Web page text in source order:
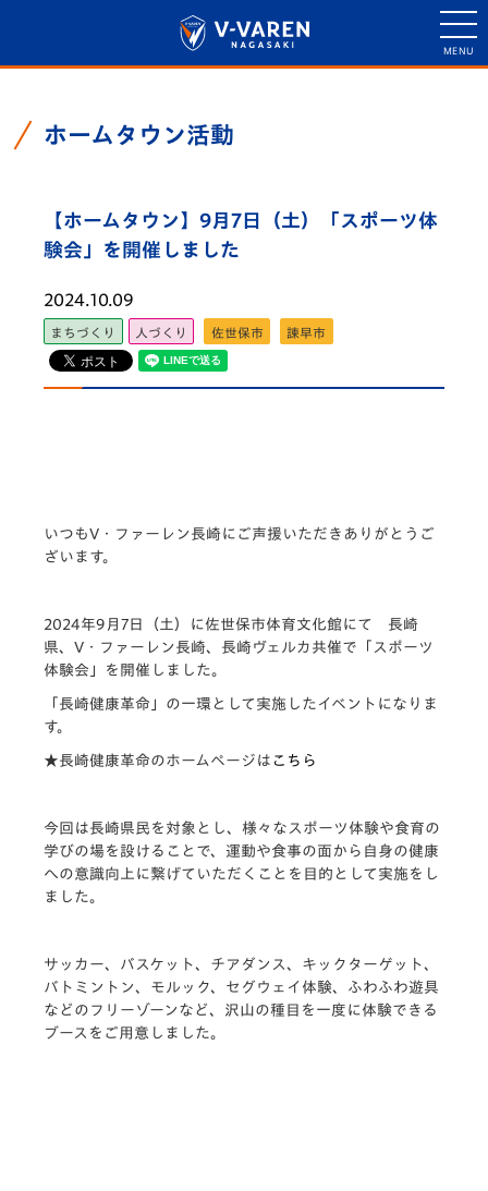
ホームタウン活動
【ホームタウン】9月7日（土）「スポーツ体
験会」を開催しました
2024.10.09
まちづくり 人づくり 佐世保市 諫早市
いつもV・ファーレン長崎にご声援いただきありがとうご
ざいます。
2024年9月7日（土）に佐世保市体育文化館にて 長崎
県、V・ファーレン長崎、長崎ヴェルカ共催で 「スポーツ
体験会」
を開催しました。
「長崎健康革命」の一環として実施したイベントになりま
す。
★長崎健康革命のホームページは こちら
今回は長崎県民を対象とし、様々なスポーツ体験や食育の
学びの場を設けることで、運動や食事の面から自身の健康
への意識向上に繋げていただくことを目的として実施をし
ました。
サッカー、バスケット、チアダンス、キックターゲット、
バトミントン、モルック、セグウェイ体験、ふわふわ遊具
などのフリーゾーンなど、沢山の種目を一度に体験できる
ブースをご用意しました。